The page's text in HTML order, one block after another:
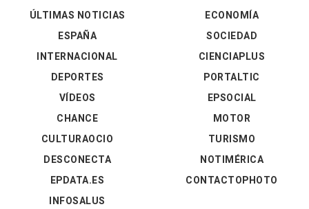
ÚLTIMAS NOTICIAS
ESPAÑA
INTERNACIONAL
DEPORTES
VÍDEOS
ECONOMÍA
SOCIEDAD
CIENCIAPLUS
PORTALTIC
EPSOCIAL
CHANCE
CULTURAOCIO
DESCONECTA
EPDATA.ES
INFOSALUS
MOTOR
TURISMO
NOTIMÉRICA
CONTACTOPHOTO